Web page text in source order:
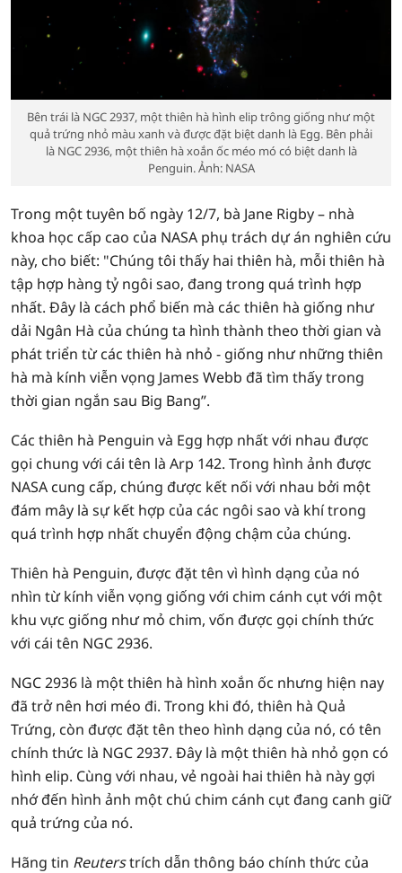
Bên trái là NGC 2937, một thiên hà hình elip trông giống như một
quả trứng nhỏ màu xanh và được đặt biệt danh là Egg. Bên phải
là NGC 2936, một thiên hà xoắn ốc méo mó có biệt danh là
Penguin. Ảnh: NASA
Trong một tuyên bố ngày 12/7, bà Jane Rigby – nhà
khoa học cấp cao của NASA phụ trách dự án nghiên cứu
này, cho biết: "Chúng tôi thấy hai thiên hà, mỗi thiên hà
tập hợp hàng tỷ ngôi sao, đang trong quá trình hợp
nhất. Đây là cách phổ biến mà các thiên hà giống như
dải Ngân Hà của chúng ta hình thành theo thời gian và
phát triển từ các thiên hà nhỏ - giống như những thiên
hà mà kính viễn vọng James Webb đã tìm thấy trong
thời gian ngắn sau Big Bang”.
Các thiên hà Penguin và Egg hợp nhất với nhau được
gọi chung với cái tên là Arp 142. Trong hình ảnh được
NASA cung cấp, chúng được kết nối với nhau bởi một
đám mây là sự kết hợp của các ngôi sao và khí trong
quá trình hợp nhất chuyển động chậm của chúng.
Thiên hà Penguin, được đặt tên vì hình dạng của nó
nhìn từ kính viễn vọng giống với chim cánh cụt với một
khu vực giống như mỏ chim, vốn được gọi chính thức
với cái tên NGC 2936.
NGC 2936 là một thiên hà hình xoắn ốc nhưng hiện nay
đã trở nên hơi méo đi. Trong khi đó, thiên hà Quả
Trứng, còn được đặt tên theo hình dạng của nó, có tên
chính thức là NGC 2937. Đây là một thiên hà nhỏ gọn có
hình elip. Cùng với nhau, vẻ ngoài hai thiên hà này gợi
nhớ đến hình ảnh một chú chim cánh cụt đang canh giữ
quả trứng của nó.
Hãng tin Reuterstrích dẫn thông báo chính thức của